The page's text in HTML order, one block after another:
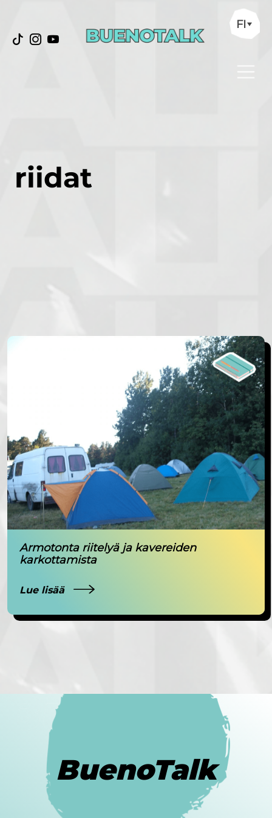
FI
riidat
Armotonta riitelyä ja kavereiden
karkottamista
Lue lisää
BuenoTalk